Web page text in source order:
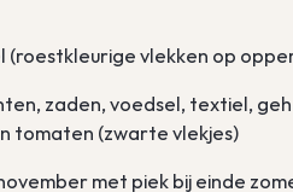
(roestkleurige vlekken op
zaden, voedsel, textiel,
tomaten (zwarte vlekjes)
met piek bij einde